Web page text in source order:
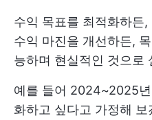
수익 목표를 최적화하든
수익 마진을 개선하든,
능하며 현실적인 것으로
예를 들어 2024~2025
화하고 싶다고 가정해